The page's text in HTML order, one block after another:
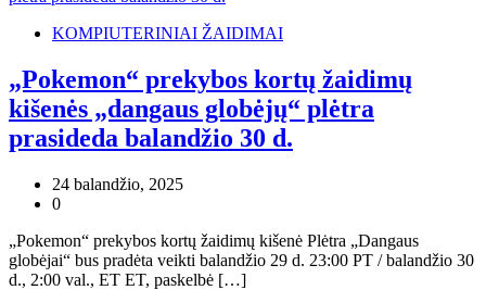
KOMPIUTERINIAI ŽAIDIMAI
„Pokemon“ prekybos kortų žaidimų
kišenės „dangaus globėjų“ plėtra
prasideda balandžio 30 d.
24 balandžio, 2025
0
„Pokemon“ prekybos kortų žaidimų kišenė Plėtra „Dangaus
globėjai“ bus pradėta veikti balandžio 29 d. 23:00 PT / balandžio 30
d., 2:00 val., ET ET, paskelbė […]